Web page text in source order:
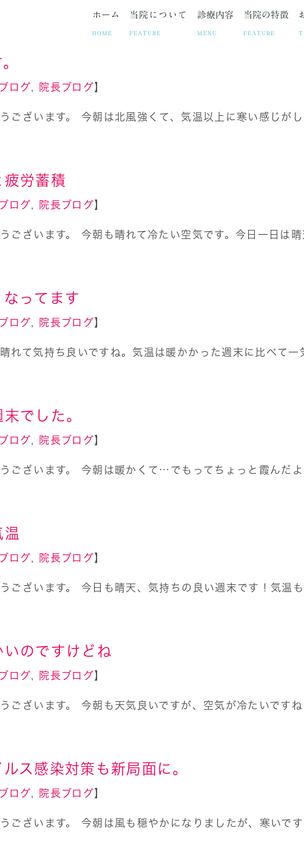
ホーム
HOME
当院について
FEATURE
コンセプト 院長紹介 当院の取り組み
診療内容
MENU
当院の特徴
FEATURE
手術 妊娠中絶 避妊相談・ピル 不妊治療
お悩み事 疾患 お悩みや症状に合わ
院長ブログ お知らせ
ブログ 院長ブログ】
ございます。 今朝は北風強くて、気温以上に寒い感じが
疲労蓄積
ブログ 院長ブログ】
ございます。 今朝も晴れて冷たい空気です。今日一日は
ってます
ブログ 院長ブログ】
れて気持ち良いですね。気温は暖かかった週末に比べて
でした。
ブログ 院長ブログ】
ございます。 今朝は暖かくて…でもってちょっと霞んだ
温
ブログ 院長ブログ】
ございます。 今日も晴天、気持ちの良い週末です！気温
のですけどね
ブログ 院長ブログ】
ございます。 今朝も天気良いですが、空気が冷たいです
ス感染対策も新局面に。
ブログ 院長ブログ】
ございます。 今朝は風も穏やかになりましたが、寒いで